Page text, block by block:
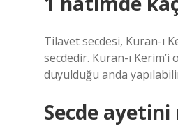
Tilavet secdesi, Kuran-ı
secdedir. Kuran-ı
duyulduğu anda
Secde